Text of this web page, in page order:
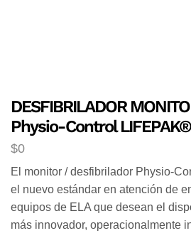
DESFIBRILADOR
Physio-Control
$0
El monitor / desfibrilador Physio-
el nuevo estándar en atención de
equipos de ELA que desean el
más innovador, operacionalmente